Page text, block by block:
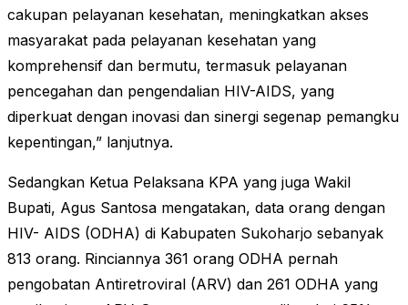
cakupan pelayanan kesehatan, meningkatkan akses
masyarakat pada pelayanan kesehatan yang
komprehensif dan bermutu, termasuk pelayanan
pencegahan dan pengendalian HIV-AIDS, yang
diperkuat dengan inovasi dan sinergi segenap pemangku
kepentingan,” lanjutnya.
Sedangkan Ketua Pelaksana KPA yang juga Wakil
Bupati, Agus Santosa mengatakan, data orang dengan
HIV- AIDS (ODHA) di Kabupaten Sukoharjo sebanyak
813 orang. Rinciannya 361 orang ODHA pernah
pengobatan Antiretroviral (ARV) dan 261 ODHA yang